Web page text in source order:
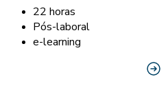
22 horas
Pós-laboral
e-learning